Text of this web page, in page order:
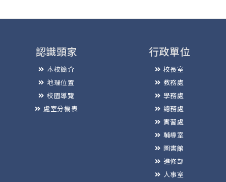
認識頭家
本校簡介
地理位置
校園導覽
處室分機表
行政單位
校長室
教務處
學務處
總務處
實習處
輔導室
圖書館
進修部
人事室